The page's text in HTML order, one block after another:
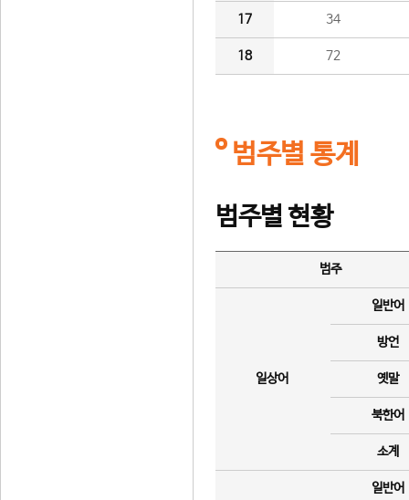
17 34
18 72
범주별 통계
범주별 현황
범주
일상어
일반어
방언
옛말
북한어
소계
일반어